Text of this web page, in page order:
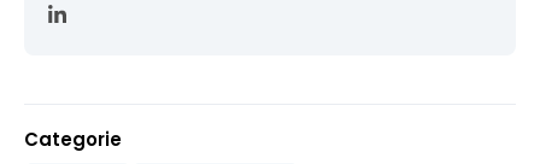
Categorie